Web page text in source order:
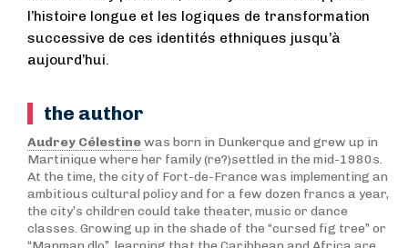
l’histoire longue et les logiques de transformation
successive de ces identités ethniques jusqu’à
aujourd’hui.
the author
Audrey Célestinewas born in Dunkerque and grew up in
Martinique where her family (re?)settled in the mid-1980s.
At the time, the city of Fort-de-France was implementing an
ambitious cultural policy and for a few dozen francs a year,
the city’s children could take theater, music or dance
classes. Growing up in the shade of the “cursed fig tree” or